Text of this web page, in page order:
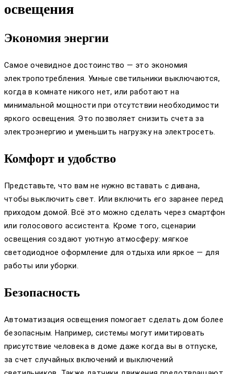
освещения
Экономия энергии
Самое очевидное достоинство — это экономия
электропотребления. Умные светильники выключаются,
когда в комнате никого нет, или работают на
минимальной мощности при отсутствии необходимости
яркого освещения. Это позволяет снизить счета за
электроэнергию и уменьшить нагрузку на электросеть.
Комфорт и удобство
Представьте, что вам не нужно вставать с дивана,
чтобы выключить свет. Или включить его заранее перед
приходом домой. Всё это можно сделать через смартфон
или голосового ассистента. Кроме того, сценарии
освещения создают уютную атмосферу: мягкое
светодиодное оформление для отдыха или яркое — для
работы или уборки.
Безопасность
Автоматизация освещения помогает сделать дом более
безопасным. Например, системы могут имитировать
присутствие человека в доме даже когда вы в отпуске,
за счет случайных включений и выключений